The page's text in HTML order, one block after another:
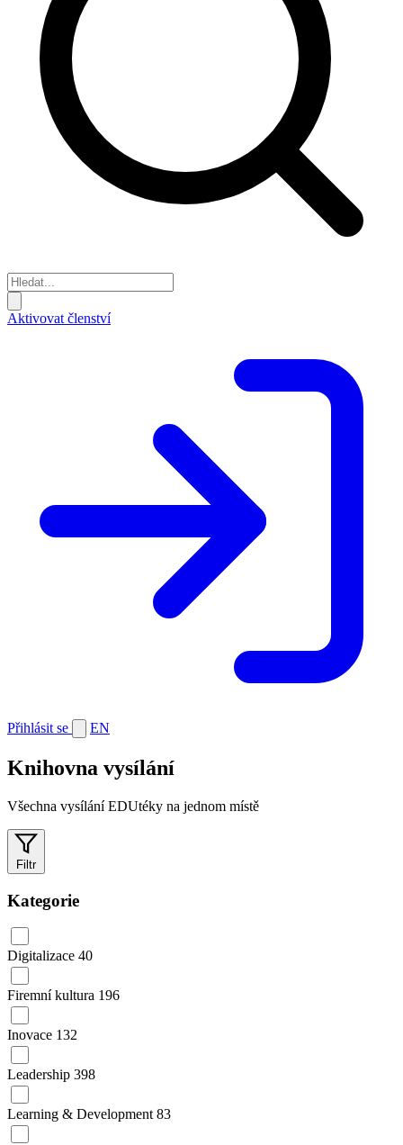
Aktivovat členství
Přihlásit se EN
Knihovna vysílání
Všechna vysílání EDUtéky na jednom místě
Filtr
Kategorie
Digitalizace 40
Firemní kultura 196
Inovace 132
Leadership 398
Learning & Development 83